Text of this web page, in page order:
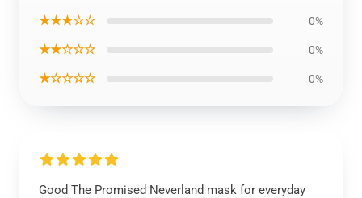
★★★☆☆ 0%
★★☆☆☆ 0%
★☆☆☆☆ 0%
Good The Promised Neverland mask for everyday